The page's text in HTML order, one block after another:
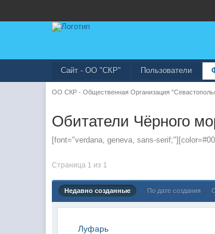
Сайт - ОО "СКР" Пользователи
ОО СКР - Общественная Организация
Обитатели Чёрного
[font="verdana, geneva, sans-
Страница 1 из 1
Недавно созданные По дате создания
Луфарь